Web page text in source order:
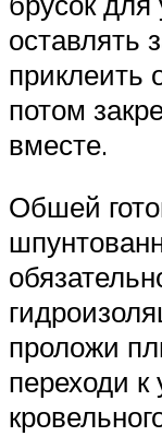
оставлять
потом
вместе.
Обшей
проложи
переходи к